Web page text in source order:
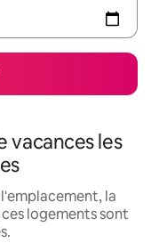
vacances les
la
logements sont